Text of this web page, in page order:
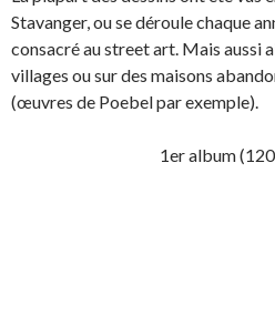
Stavanger, ou se déroule chaque
consacré au street art. Mais aussi
villages ou sur des maisons
(œuvres de Poebel par exemple).
1er album